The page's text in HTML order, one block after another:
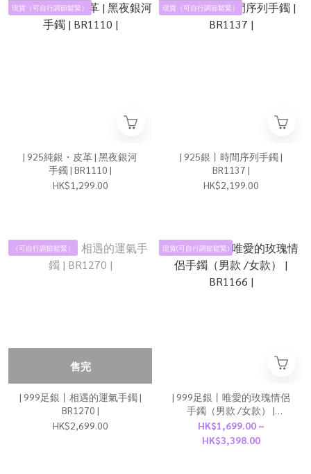
現貨（可自行調節鬆緊）
| 925純銀・皮革 | 黑夜銀河
手鐲 | BR1110 |
HK$1,299.00
現貨（可自行調節鬆緊）
| 925銀丨時間序列手鐲 |
BR1137 |
HK$2,199.00
（可自行調節鬆緊）
售完
| 999足銀丨相遇的運氣手鐲 |
BR1270 |
HK$2,699.00
現貨(可自行調節鬆緊)
| 999足銀丨唯愛的玫瑰情侶
手鐲（男款 /女款） |
BR1166 |
HK$1,699.00 ~
HK$3,398.00